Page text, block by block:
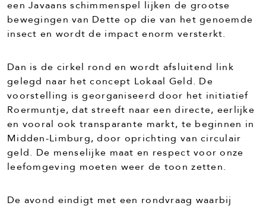
een Javaans schimmenspel lijken de grootse
bewegingen van Dette op die van het genoemde
insect en wordt de impact enorm versterkt.
Dan is de cirkel rond en wordt afsluitend link
gelegd naar het concept Lokaal Geld. De
voorstelling is georganiseerd door het initiatief
Roermuntje, dat streeft naar een directe, eerlijke
en vooral ook transparante markt, te beginnen in
Midden-Limburg, door oprichting van circulair
geld. De menselijke maat en respect voor onze
leefomgeving moeten weer de toon zetten.
De avond eindigt met een rondvraag waarbij